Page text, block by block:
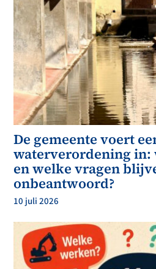
De gemeente voert
waterverordening
en welke vragen
onbeantwoord?
10 juli 2026